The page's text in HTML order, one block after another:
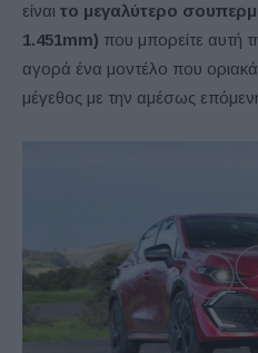
είναι το μεγαλύτερο
1.451mm) που μπορείτε αυτή
αγορά ένα μοντέλο που
μέγεθος με την αμέσως